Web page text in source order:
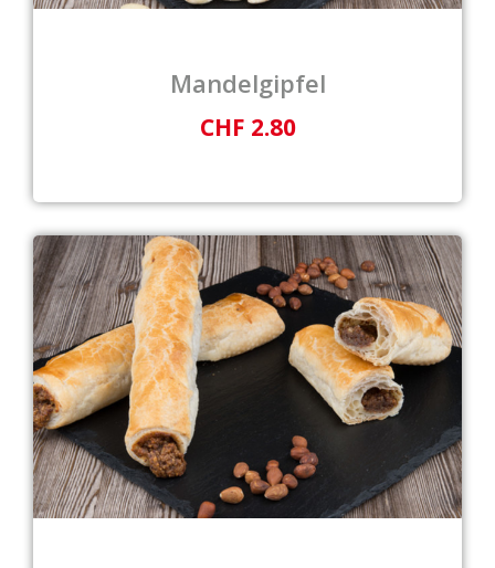
Mandelgipfel
CHF 2.80